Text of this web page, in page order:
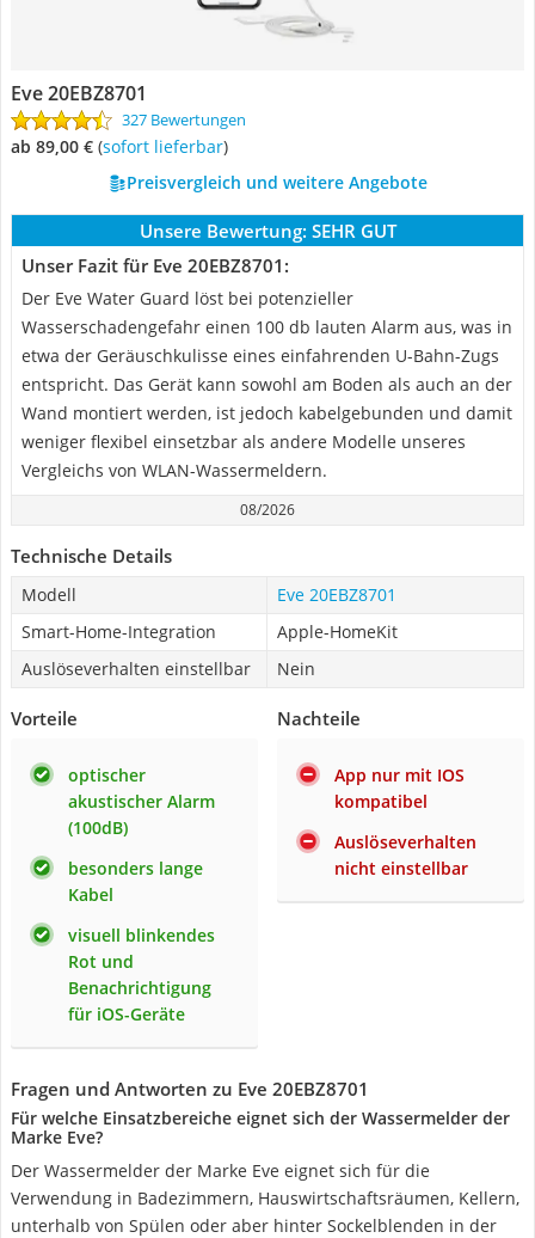
Eve 20EBZ8701
327 Bewertungen
ab 89,00 € ( Sofort lieferbar)
Preisvergleich und weitere Angebote
Unsere Bewertung: SEHR GUT
Unser Fazit für Eve 20EBZ8701:
Der Eve Water Guard löst bei potenzieller
Wasserschadengefahr einen 100 db lauten Alarm aus, was in
etwa der Geräuschkulisse eines einfahrenden U-Bahn-Zugs
entspricht. Das Gerät kann sowohl am Boden als auch an der
Wand montiert werden, ist jedoch kabelgebunden und damit
weniger flexibel einsetzbar als andere Modelle unseres
Vergleichs von WLAN-Wassermeldern.
08/2026
Technische Details
Modell
Eve 20EBZ8701
Smart-Home-Integration
Apple-HomeKit
Auslöseverhalten einstellbar
Nein
Vorteile
optischer
akustischer Alarm
(100dB)
besonders lange
Kabel
visuell blinkendes
Rot und
Benachrichtigung
für iOS-Geräte
Nachteile
App nur mit IOS
kompatibel
Auslöseverhalten
nicht einstellbar
Fragen und Antworten zu Eve 20EBZ8701
Für welche Einsatzbereiche eignet sich der Wassermelder der
Marke Eve?
Der Wassermelder der Marke Eve eignet sich für die
Verwendung in Badezimmern, Hauswirtschaftsräumen, Kellern,
unterhalb von Spülen oder aber hinter Sockelblenden in der